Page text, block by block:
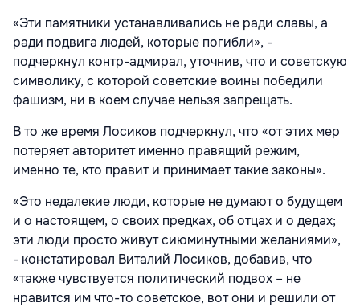
«Эти памятники устанавливались не ради славы, а
ради подвига людей, которые погибли», -
подчеркнул контр-адмирал, уточнив, что и советскую
символику, с которой советские воины победили
фашизм, ни в коем случае нельзя запрещать.
В то же время Лосиков подчеркнул, что «от этих мер
потеряет авторитет именно правящий режим,
именно те, кто правит и принимает такие законы».
«Это недалекие люди, которые не думают о будущем
и о настоящем, о своих предках, об отцах и о дедах;
эти люди просто живут сиюминутными желаниями»,
- констатировал Виталий Лосиков, добавив, что
«также чувствуется политический подвох – не
нравится им что-то советское, вот они и решили от